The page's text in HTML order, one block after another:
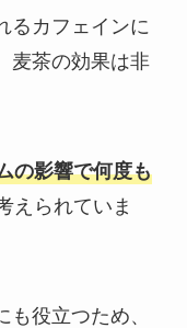
るカフェインに
麦茶の効果は非
の影響で何度も
えられていま
役立つため、